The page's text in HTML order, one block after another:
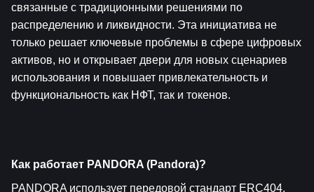
связанные с традиционными решениями по
распределению и ликвидности. Эта инициатива не
только решает ключевые проблемы в сфере цифровых
активов, но и открывает двери для новых сценариев
использования и повышает привлекательность и
функциональность как НФТ, так и токенов.
Как работает PANDORA (Pandora)?
PANDORA использует передовой стандарт ERC404,